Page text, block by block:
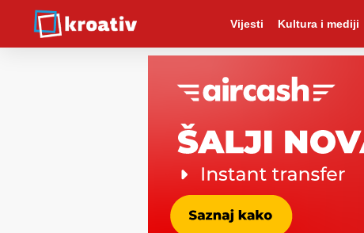
Vijesti Kultura i mediji